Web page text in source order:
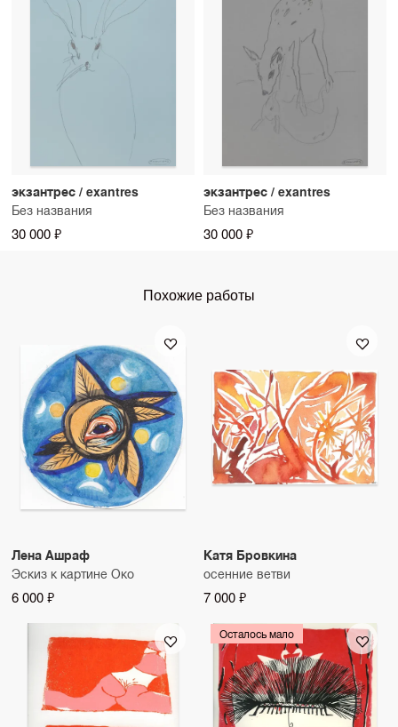
экзантрес / exantres
Без названия
30 000 ₽
экзантрес / exantres
Без названия
30 000 ₽
Похожие работы
Лена Ашраф
Эскиз к картине Око
6 000 ₽
Катя Бровкина
осенние ветви
7 000 ₽
Осталось мало